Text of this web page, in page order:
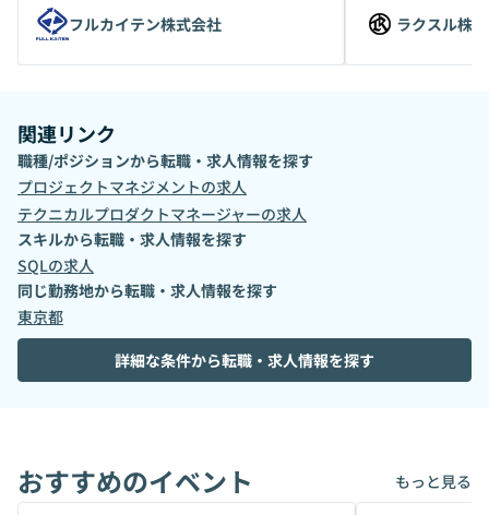
フルカイテン株式会社 ラクスル株
関連リンク
職種/ポジションから転職・求人情報を探す
プロジェクトマネジメントの求人
テクニカルプロダクトマネージャーの求人
スキルから転職・求人情報を探す
SQLの求人
同じ勤務地から転職・求人情報を探す
東京都
詳細な条件から転職・求人情報を探す
おすすめのイベント もっと見る